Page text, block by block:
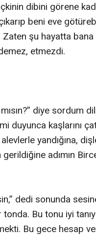
dibini görene
beni eve
Zaten şu hayatta
etmezdi.
mısın?” diye sordum
duyunca kaşlarını
alevlerle yandığına,
gerildiğine adımın
dedi sonunda
Bu tonu iyi
Bu gece hesap